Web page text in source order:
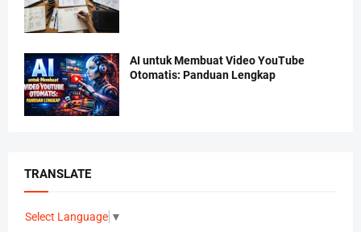
AI untuk Membuat Video YouTube
Otomatis: Panduan Lengkap
TRANSLATE
Select Language ▼